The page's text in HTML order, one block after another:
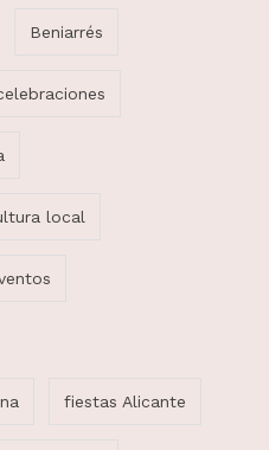
Beniarrés
local
fiestas Alicante